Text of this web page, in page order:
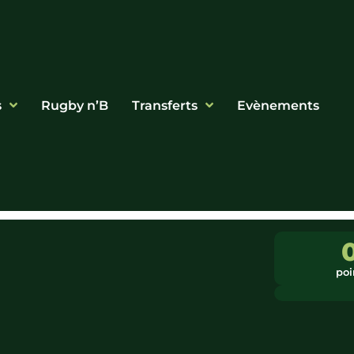
Rugby n’B Transferts Evènements